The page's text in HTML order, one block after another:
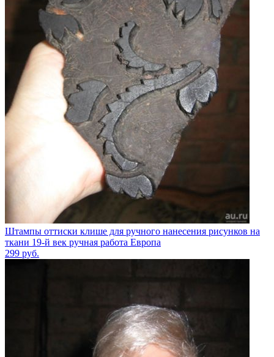
Штампы оттиски клише для ручного нанесения рисунков на
ткани 19-й век ручная работа Европа
299 руб.